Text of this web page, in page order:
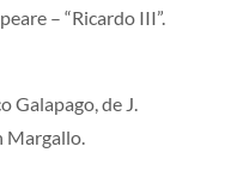
– “Ricardo III”.
Galapago, de J.
Margallo.